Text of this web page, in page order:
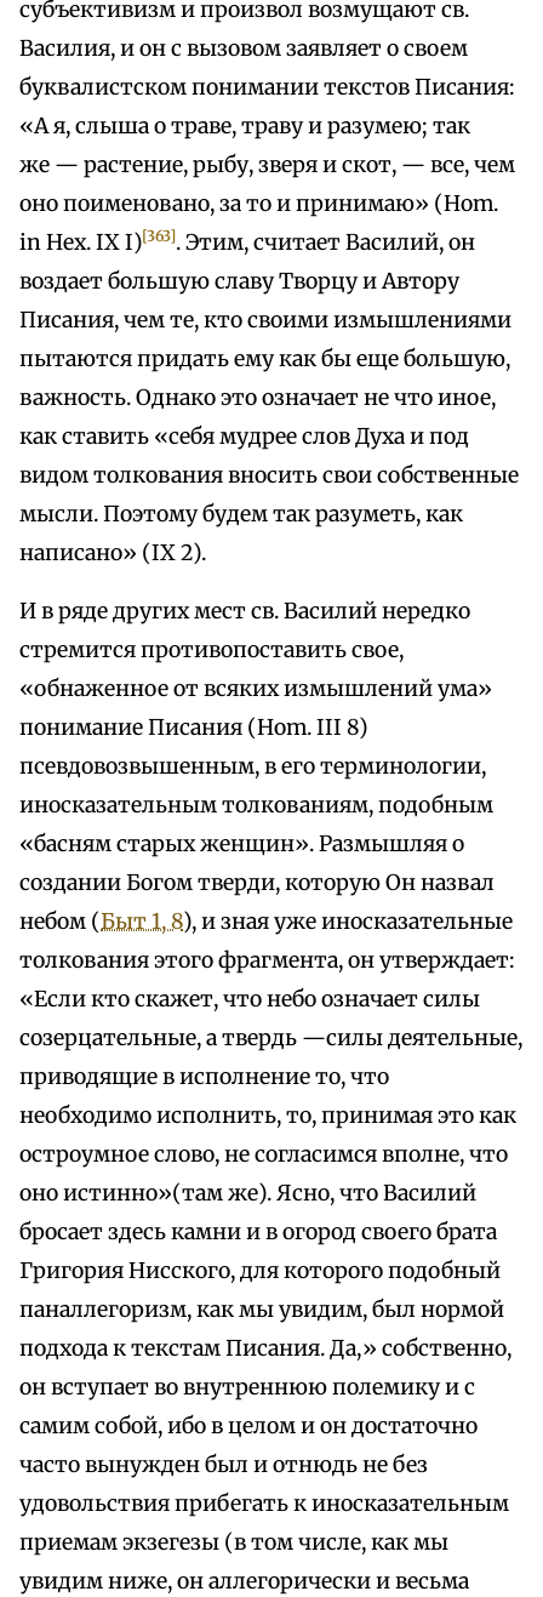
субъективизм и произвол возмущают св.
Василия, и он с вызовом заявляет о своем
буквалистском понимании текстов Писания:
«А я, слыша о траве, траву и разумею; так
же — растение, рыбу, зверя и скот, — все, чем
оно поименовано, за то и принимаю» (Ноm.
in Hex. IX I)[363]. Этим, считает Василий, он
воздает большую славу Творцу и Автору
Писания, чем те, кто своими измышлениями
пытаются придать ему как бы еще большую,
важность. Однако это означает не что иное,
как ставить «себя мудрее слов Духа и под
видом толкования вносить свои собственные
мысли. Поэтому будем так разуметь, как
написано» (IX 2).
И в ряде других мест св. Василий нередко
стремится противопоставить свое,
«обнаженное от всяких измышлений ума»
понимание Писания (Ноm. III 8)
псевдовозвышенным, в его терминологии,
иносказательным толкованиям, подобным
«басням старых женщин». Размышляя о
создании Богом тверди, которую Он назвал
небом (Быт 1, 8), и зная уже иносказательные
толкования этого фрагмента, он утверждает:
«Если кто скажет, что небо означает силы
созерцательные, а твердь —силы деятельные,
приводящие в исполнение то, что
необходимо исполнить, то, принимая это как
остроумное слово, не согласимся вполне, что
оно истинно»(там же). Ясно, что Василий
бросает здесь камни и в огород своего брата
Григория Нисского, для которого подобный
паналлегоризм, как мы увидим, был нормой
подхода к текстам Писания. Да,» собственно,
он вступает во внутреннюю полемику и с
самим собой, ибо в целом и он достаточно
часто вынужден был и отнюдь не без
удовольствия прибегать к иносказательным
приемам экзегезы (в том числе, как мы
увидим ниже, он аллегорически и весьма